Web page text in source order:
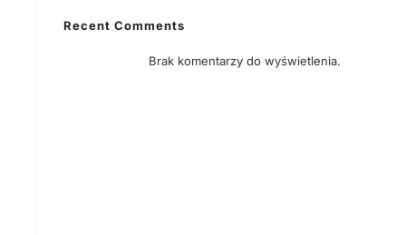
Recent Comments
Brak komentarzy do wyświetlenia.